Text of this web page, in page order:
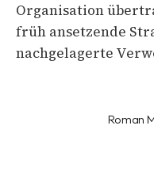
Organisation
früh ansetzende
nachgelagerte
Roman